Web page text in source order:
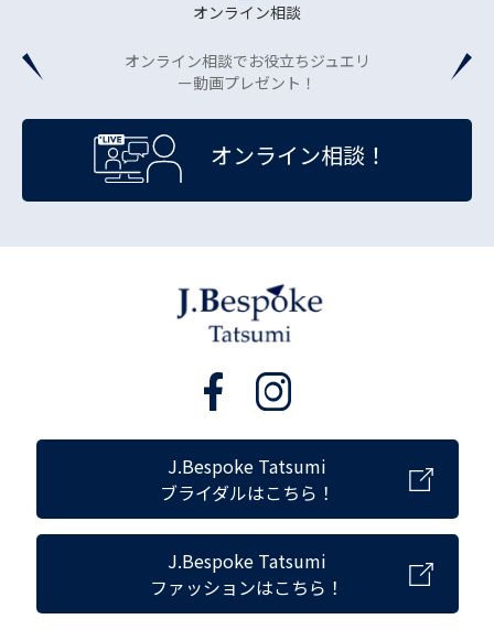
オンライン相談
オンライン相談でお役立ちジュエリ
ー動画プレゼント！
オンライン相談！
J.Bespoke Tatsumi
ブライダルはこちら！
J.Bespoke Tatsumi
ファッションはこちら！